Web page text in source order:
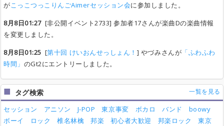
がこっこつっこりんごAimerセッション会に参加しました。
8月8日01:27[非公開イベント2733] 参加者17さんが楽曲Dの楽曲情報
を変更しました。
8月8日01:25 [第十回 けいおんせっしょん！ ] やづみさんが 「ふわふわ
時間」 のGt2にエントリーしました。
タグ検索 一覧を見る
セッション アニソン J-POP 東京事変 ボカロ バンド
boowy
ボーイ
ロック 椎名林檎 邦楽 初心者大歓迎 邦楽ロック
東京